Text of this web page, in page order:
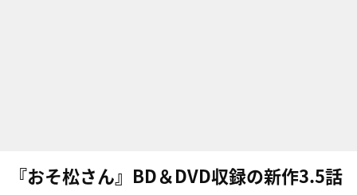
『おそ松さん』BD＆DVD収録の新作3.5話